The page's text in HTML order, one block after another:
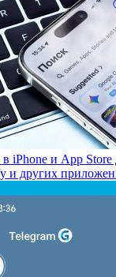
iPhone и App Store
и других